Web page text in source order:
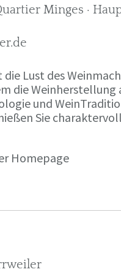
Minges ·
Lust des
die Weinherstellung
und
Sie
Homepage